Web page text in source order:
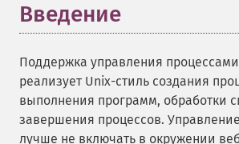
Введение
Поддержка управления процессами
реализует Unix-стиль создания
выполнения программ, обработки
завершения процессов.
лучше не включать в окружении